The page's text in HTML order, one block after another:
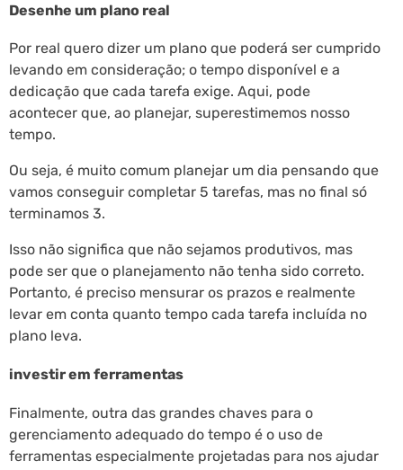
Desenhe um plano real
Por real quero dizer um plano que poderá ser cumprido
levando em consideração; o tempo disponível e a
dedicação que cada tarefa exige. Aqui, pode
acontecer que, ao planejar, superestimemos nosso
tempo.
Ou seja, é muito comum planejar um dia pensando que
vamos conseguir completar 5 tarefas, mas no final só
terminamos 3.
Isso não significa que não sejamos produtivos, mas
pode ser que o planejamento não tenha sido correto.
Portanto, é preciso mensurar os prazos e realmente
levar em conta quanto tempo cada tarefa incluída no
plano leva.
investir em ferramentas
Finalmente, outra das grandes chaves para o
gerenciamento adequado do tempo é o uso de
ferramentas especialmente projetadas para nos ajudar